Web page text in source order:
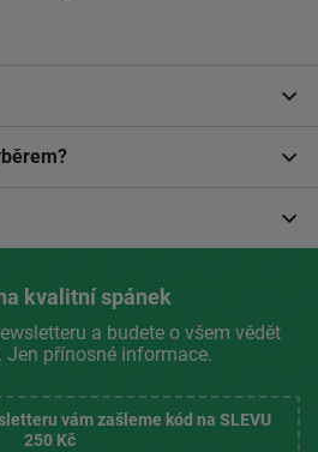
kvalitní spánek
a budete o všem vědět
přínosné informace.
vám zašleme kód na SLEVU
250 Kč